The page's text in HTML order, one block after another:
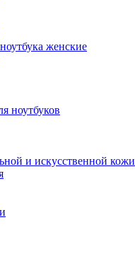
женские
ноутбуков
и искусственной кожи